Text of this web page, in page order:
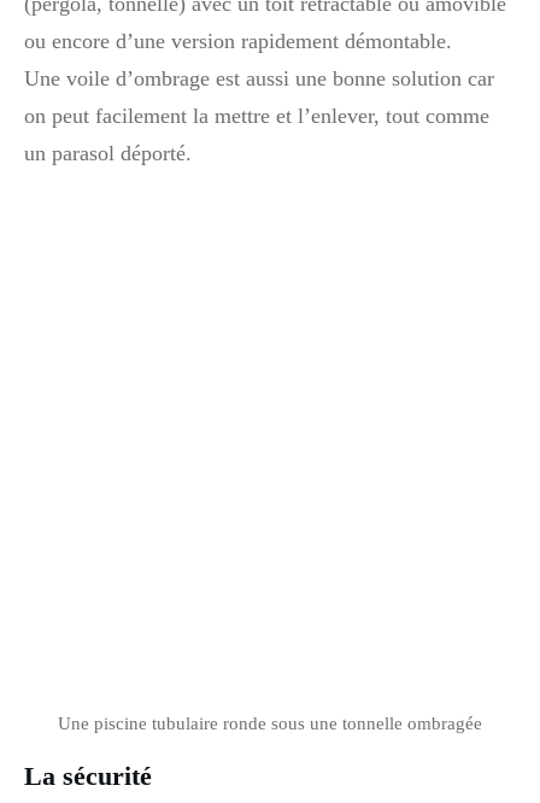
ou encore d’une version rapidement démontable.
Une voile d’ombrage est aussi une bonne solution car
on peut facilement la mettre et l’enlever, tout comme
un parasol déporté.
Une piscine tubulaire ronde sous une tonnelle ombragée
La sécurité